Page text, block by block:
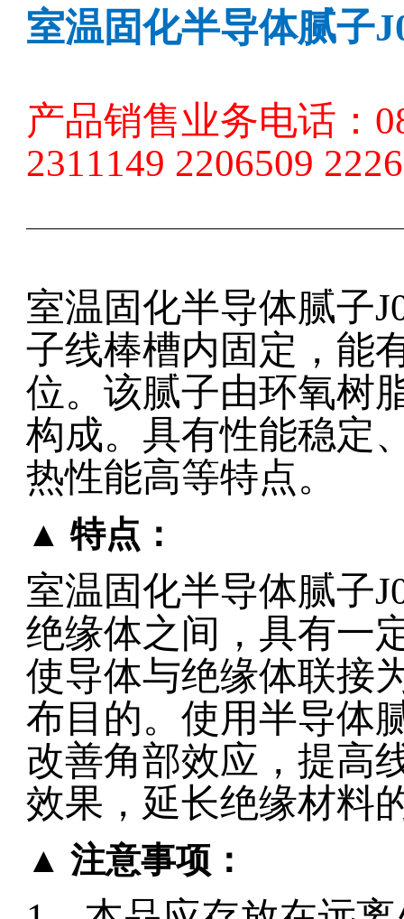
室温固化半导体腻子
产品销售业务电话：
2311149 2206509
室温固化半导体腻子
子线棒槽内固定，能
位。该腻子由环氧树
构成。具有性能稳定
热性能高等特点。
▲ 特点：
室温固化半导体腻子
绝缘体之间，具有一
使导体与绝缘体联接
布目的。使用半导体
改善角部效应，提高
效果，延长绝缘材料
▲ 注意事项：